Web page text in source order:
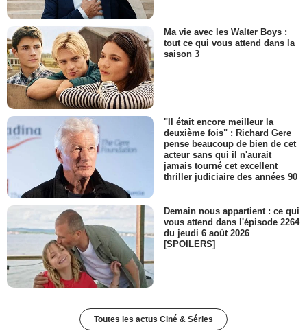
Ma vie avec les Walter Boys :
tout ce qui vous attend dans la
saison 3
"Il était encore meilleur la
deuxième fois" : Richard Gere
pense beaucoup de bien de cet
acteur sans qui il n'aurait
jamais tourné cet excellent
thriller judiciaire des années 90
Demain nous appartient : ce qui
vous attend dans l'épisode 2264
du jeudi 6 août 2026
[SPOILERS]
Toutes les actus Ciné & Séries